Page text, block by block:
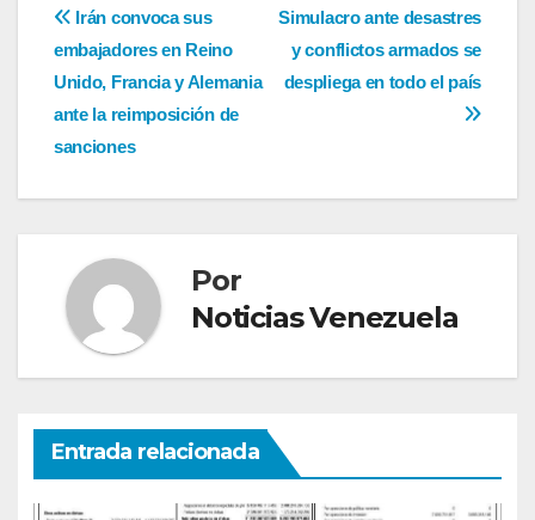
Navegación
de
entradas
Simulacro ante desastres
y conflictos armados se
despliega en todo el país
Irán convoca sus
embajadores en Reino
Unido, Francia y Alemania
ante la reimposición de
sanciones
Por
Noticias Venezuela
Entrada relacionada